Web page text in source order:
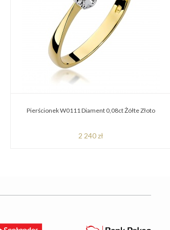
Pierścionek W0111 Diament 0,08ct Żółte Złoto
2 240 zł